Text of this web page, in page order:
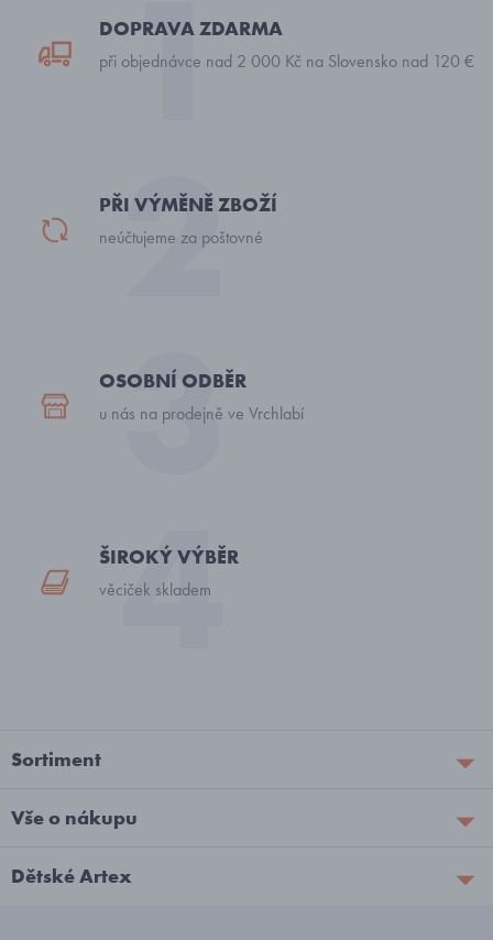
DOPRAVA ZDARMA
při objednávce nad 2 000 Kč na Slovensko nad 120 €
PŘI VÝMĚNĚ ZBOŽÍ
neúčtujeme za poštovné
OSOBNÍ ODBĚR
u nás na prodejně ve Vrchlabí
ŠIROKÝ VÝBĚR
věciček skladem
Sortiment
Vše o nákupu
Dětské Artex